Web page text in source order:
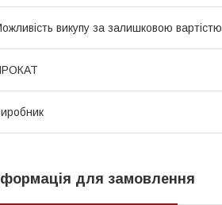
викупу за залишковою вартістю
для замовлення